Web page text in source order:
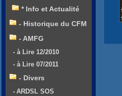
* Info et Actualité
- Historique du CFM
- AMFG
- à Lire 12/2010
- à Lire 07/2011
- Divers
- ARDSL SOS